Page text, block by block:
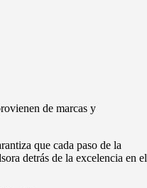
de marcas y
que cada paso de la
detrás de la excelencia en el